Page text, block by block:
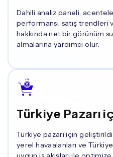
Dahili analiz paneli,
performansı, satış
hakkında net bir görünüm
almalarına yardımcı olur.
Türkiye Pazarı
Türkiye pazarı için
yerel havaalanları ve